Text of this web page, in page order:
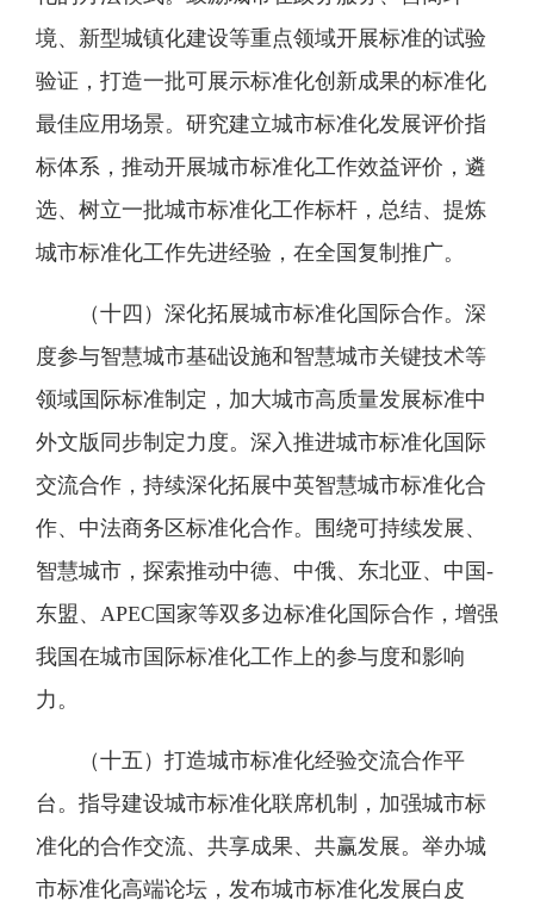
境、新型城镇化建设等重点领域开展标准的试验
验证，打造一批可展示标准化创新成果的标准化
最佳应用场景。研究建立城市标准化发展评价指
标体系，推动开展城市标准化工作效益评价，遴
选、树立一批城市标准化工作标杆，总结、提炼
城市标准化工作先进经验，在全国复制推广。
（十四）深化拓展城市标准化国际合作。深
度参与智慧城市基础设施和智慧城市关键技术等
领域国际标准制定，加大城市高质量发展标准中
外文版同步制定力度。深入推进城市标准化国际
交流合作，持续深化拓展中英智慧城市标准化合
作、中法商务区标准化合作。围绕可持续发展、
智慧城市，探索推动中德、中俄、东北亚、中国-
东盟、APEC国家等双多边标准化国际合作，增强
我国在城市国际标准化工作上的参与度和影响
力。
（十五）打造城市标准化经验交流合作平
台。指导建设城市标准化联席机制，加强城市标
准化的合作交流、共享成果、共赢发展。举办城
市标准化高端论坛，发布城市标准化发展白皮